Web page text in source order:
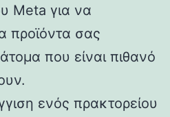
Meta για να
προϊόντα σας
που είναι πιθανό
ενός πρακτορείου